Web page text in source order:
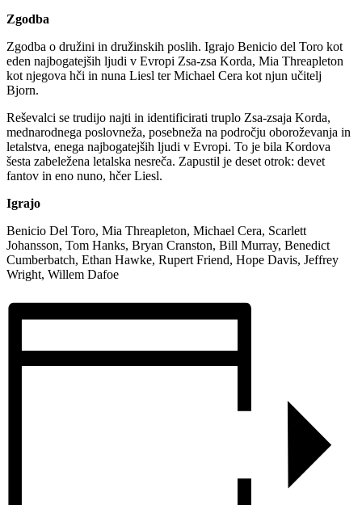
Zgodba
Zgodba o družini in družinskih poslih. Igrajo Benicio del Toro kot
eden najbogatejših ljudi v Evropi Zsa-zsa Korda, Mia Threapleton
kot njegova hči in nuna Liesl ter Michael Cera kot njun učitelj
Bjorn.
Reševalci se trudijo najti in identificirati truplo Zsa-zsaja Korda,
mednarodnega poslovneža, posebneža na področju oboroževanja in
letalstva, enega najbogatejših ljudi v Evropi. To je bila Kordova
šesta zabeležena letalska nesreča. Zapustil je deset otrok: devet
fantov in eno nuno, hčer Liesl.
Igrajo
Benicio Del Toro, Mia Threapleton, Michael Cera, Scarlett
Johansson, Tom Hanks, Bryan Cranston, Bill Murray, Benedict
Cumberbatch, Ethan Hawke, Rupert Friend, Hope Davis, Jeffrey
Wright, Willem Dafoe